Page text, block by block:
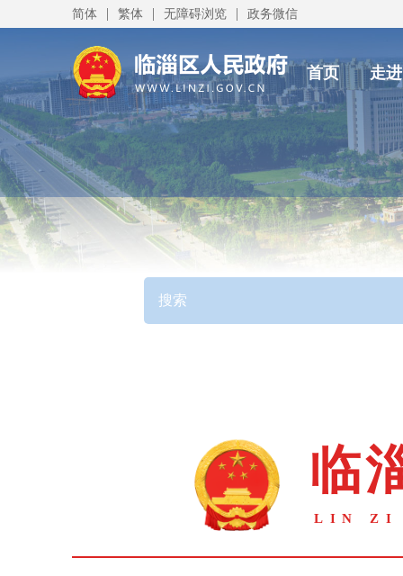
简体 | 繁体 | 无障碍浏览 | 政务微信
首页 走